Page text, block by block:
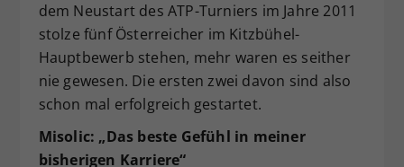
dem Neustart des ATP-Turniers im Jahre 2011
stolze fünf Österreicher im Kitzbühel-
Hauptbewerb stehen, mehr waren es seither
nie gewesen. Die ersten zwei davon sind also
schon mal erfolgreich gestartet.
Misolic: „Das beste Gefühl in meiner
bisherigen Karriere“